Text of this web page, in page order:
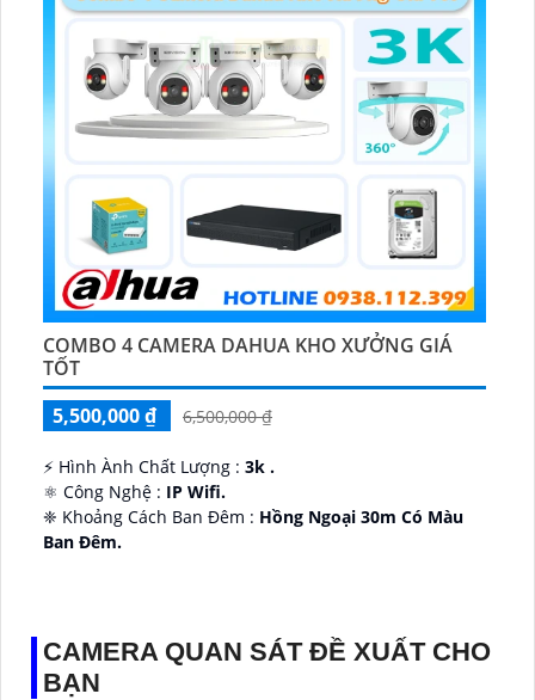
COMBO 4 CAMERA DAHUA KHO XƯỞNG GIÁ
TỐT
5,500,000 ₫
6,500,000 ₫
️⚡ Hình Ành Chất Lượng : 3k .
⚛️ Công Nghệ : IP Wifi.
❈ Khoảng Cách Ban Đêm : Hồng Ngoại 30m Có Màu
Ban Ðêm.
CAMERA QUAN SÁT ĐỀ XUẤT CHO
BẠN